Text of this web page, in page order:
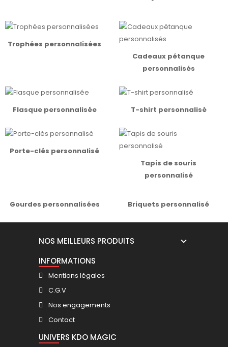
Trophées personnalisées
Cadeaux pétanque
personnalisés
Flasque personnalisée T-shirt personnalisé
Porte-clés personnalisé
Tapis de souris
personnalisé
Gourdes personnalisées Briquets personnalisé
NOS MEILLEURS PRODUITS
INFORMATIONS
Mentions légales
C.G.V
Nos engagements
Contact
UNIVERS KDO MAGIC